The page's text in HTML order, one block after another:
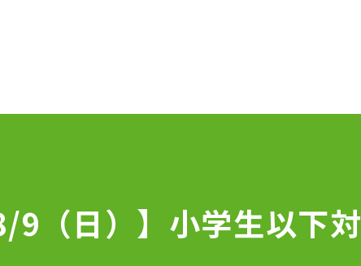
9（日）】小学生以下